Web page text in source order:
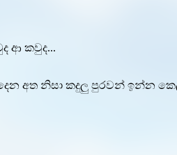
ආ කවුද...
අත නිසා කදුලු පුරවන් ඉන්න